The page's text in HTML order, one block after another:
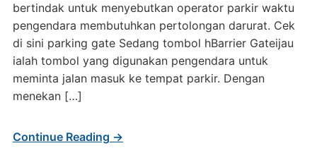
bertindak untuk menyebutkan operator parkir waktu
pengendara membutuhkan pertolongan darurat. Cek
di sini parking gate Sedang tombol hBarrier Gateijau
ialah tombol yang digunakan pengendara untuk
meminta jalan masuk ke tempat parkir. Dengan
menekan […]
Continue Reading →